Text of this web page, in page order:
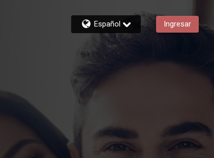
Español Ingresar